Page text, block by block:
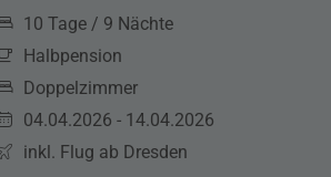
10 Tage / 9 Nächte
Halbpension
Doppelzimmer
04.04.2026 - 14.04.2026
inkl. Flug ab Dresden